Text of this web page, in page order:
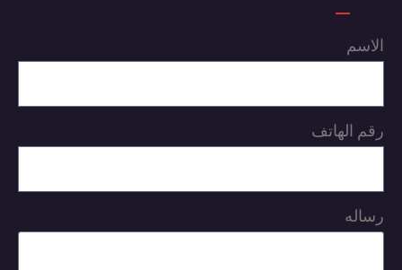
الاسم
رقم الهاتف
رساله